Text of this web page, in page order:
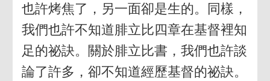
也許烤焦了，另一面卻是生的。同樣，
我們也許不知道腓立比四章在基督裡知
足的祕訣。關於腓立比書，我們也許談
論了許多，卻不知道經歷基督的祕訣。